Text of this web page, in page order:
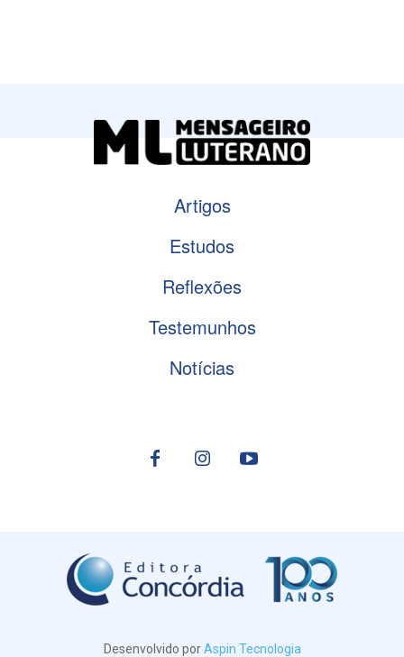
Artigos
Estudos
Reflexões
Testemunhos
Notícias
Desenvolvido porAspin Tecnologia